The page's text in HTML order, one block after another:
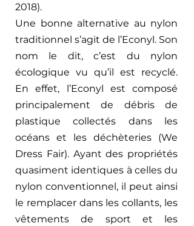
2018).
Une bonne alternative au nylon
traditionnel s’agit de l’Econyl. Son
nom le dit, c’est du nylon
écologique vu qu’il est recyclé.
En effet, l’Econyl est composé
principalement de débris de
plastique collectés dans les
océans et les déchèteries (We
Dress Fair). Ayant des propriétés
quasiment identiques à celles du
nylon conventionnel, il peut ainsi
le remplacer dans les collants, les
vêtements de sport et les